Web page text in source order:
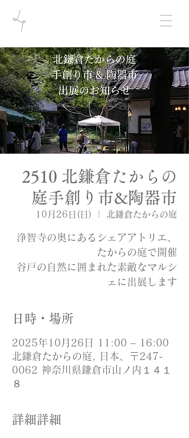
2510 北鎌倉たからの
庭手創り市&陶器市
10月26日(日) 北鎌倉たからの庭
浄智寺の奥にあるシェアアトリエ、
たからの庭で開催
谷戸の自然に囲まれた素敵なマルシ
ェに出展します
日時・場所
2025年10月26日 11:00 – 16:00
北鎌倉たからの庭, 日本、〒247-
0062 神奈川県鎌倉市山ノ内１４１
８
詳細詳細